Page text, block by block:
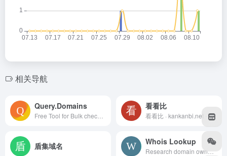
相关导航
Query.Domains 看看比
看看比 · kankanbi.net - 买域名，先看看比 - 域名价格比较，找到最优惠的域名注册商
盾集域名 Whois Lookup